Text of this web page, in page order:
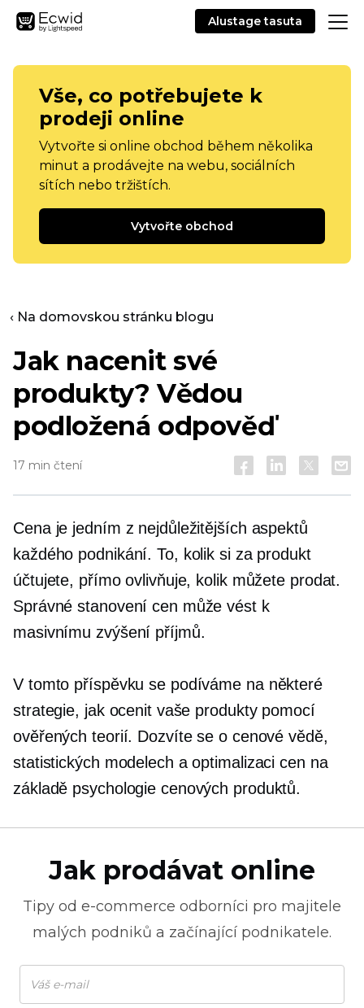
Alustage tasuta
Vše, co potřebujete k
prodeji online
Vytvořte si online obchod během několika
minut a prodávejte na webu, sociálních
sítích nebo tržištích.
Vytvořte obchod
‹ Na domovskou stránku blogu
Jak nacenit své
produkty? Vědou
podložená odpověď
17 min čtení
Cena je jedním z nejdůležitějších aspektů
každého podnikání. To, kolik si za produkt
účtujete, přímo ovlivňuje, kolik můžete prodat.
Správné stanovení cen může vést k
masivnímu zvýšení příjmů.
V tomto příspěvku se podíváme na některé
strategie, jak ocenit vaše produkty pomocí
ověřených teorií. Dozvíte se o cenové vědě,
statistických modelech a optimalizaci cen na
základě psychologie cenových produktů.
Jak prodávat online
Tipy od e-commerce odborníci pro majitele
malých podniků a začínající podnikatele.